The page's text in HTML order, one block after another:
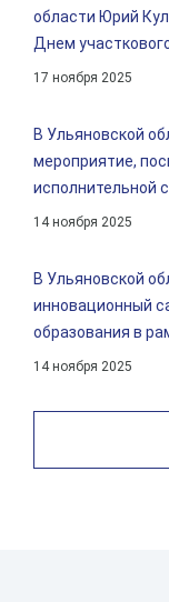
области Юрий
Днем
17 ноября 2025
В Ульяновской
мероприятие,
исполнительной
14 ноября 2025
В Ульяновской
инновационный
образования в
14 ноября 2025